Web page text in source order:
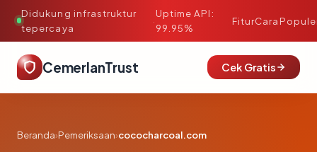
Didukung infrastruktur
tepercaya
·
Uptime API:
99.95%
FiturCara
CemerlanTrust Cek Gratis
Beranda›Pemeriksaan›cococharcoal.com